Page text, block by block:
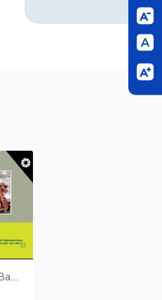
Kairos - La España del siglo XVI y el Barroco